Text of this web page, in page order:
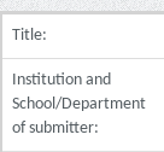
Title:
Institution and
School/Department
of submitter: